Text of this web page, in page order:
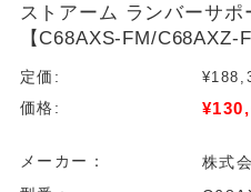
ストアーム ランバーサポ
【C68AXS-FM/C68AXZ-
定価:
価格:
メーカー：
株式